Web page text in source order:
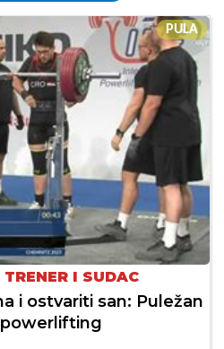
PULA
I SUDAC
i ostvariti san: Puležan
powerlifting